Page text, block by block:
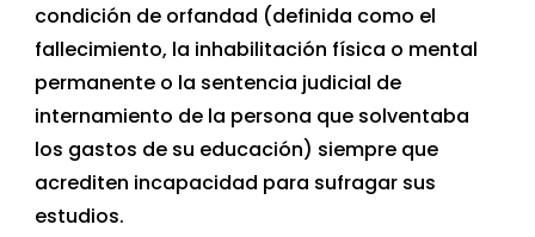
condición de orfandad (definida como el
fallecimiento, la inhabilitación física o mental
permanente o la sentencia judicial de
internamiento de la persona que solventaba
los gastos de su educación) siempre que
acrediten incapacidad para sufragar sus
estudios.